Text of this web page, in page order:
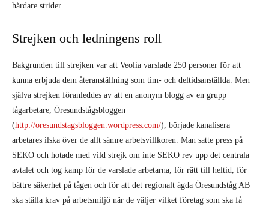
hårdare strider.
Strejken och ledningens roll
Bakgrunden till strejken var att Veolia varslade 250 personer för att
kunna erbjuda dem återanställning som tim- och deltidsanställda. Men
själva strejken föranleddes av att en anonym blogg av en grupp
tågarbetare, Öresundstågsbloggen
(http://oresundstagsbloggen.wordpress.com/), började kanalisera
arbetares ilska över de allt sämre arbetsvillkoren. Man satte press på
SEKO och hotade med vild strejk om inte SEKO rev upp det centrala
avtalet och tog kamp för de varslade arbetarna, för rätt till heltid, för
bättre säkerhet på tågen och för att det regionalt ägda Öresundståg AB
ska ställa krav på arbetsmiljö när de väljer vilket företag som ska få